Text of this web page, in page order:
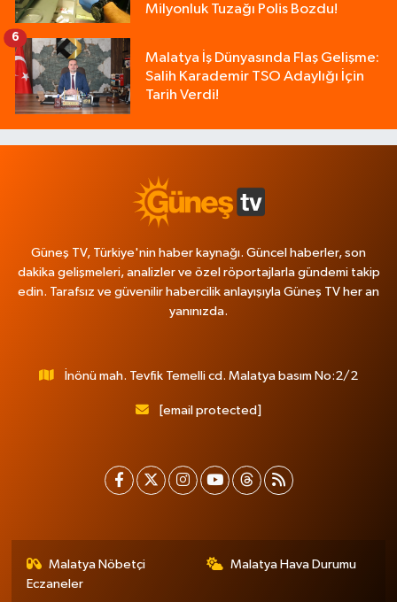
Milyonluk Tuzağı Polis Bozdu!
Malatya İş Dünyasında Flaş Gelişme:
Salih Karademir TSO Adaylığı İçin
Tarih Verdi!
6
Güneş TV, Türkiye'nin haber kaynağı. Güncel haberler, son
dakika gelişmeleri, analizler ve özel röportajlarla gündemi takip
edin. Tarafsız ve güvenilir habercilik anlayışıyla Güneş TV her an
yanınızda.
İnönü mah. Tevfik Temelli cd. Malatya basım No:2/2
[email protected]
Malatya Nöbetçi
Eczaneler
Malatya Hava Durumu